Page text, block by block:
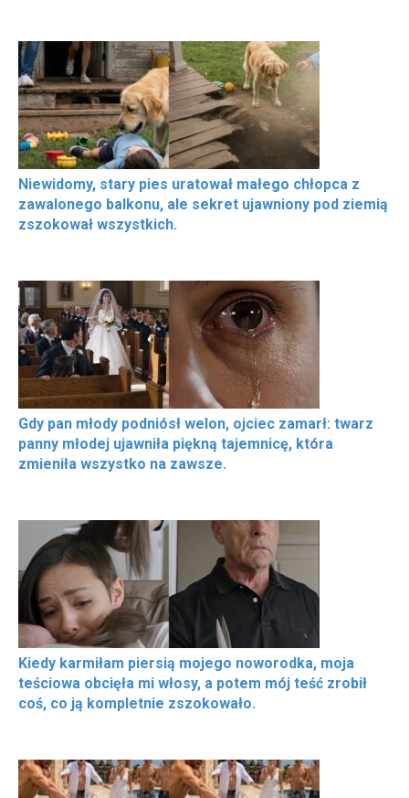
Niewidomy, stary pies uratował małego chłopca z
zawalonego balkonu, ale sekret ujawniony pod ziemią
zszokował wszystkich.
Gdy pan młody podniósł welon, ojciec zamarł: twarz
panny młodej ujawniła piękną tajemnicę, która
zmieniła wszystko na zawsze.
Kiedy karmiłam piersią mojego noworodka, moja
teściowa obcięła mi włosy, a potem mój teść zrobił
coś, co ją kompletnie zszokowało.